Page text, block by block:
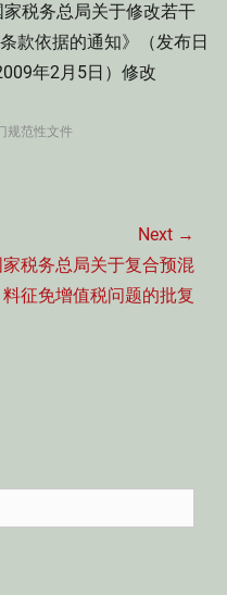
家税务总局关于修改若干
款依据的通知》（发布日
年2月5日）修改
规范性文件
Next →
家税务总局关于复合预混
料征免增值税问题的批复